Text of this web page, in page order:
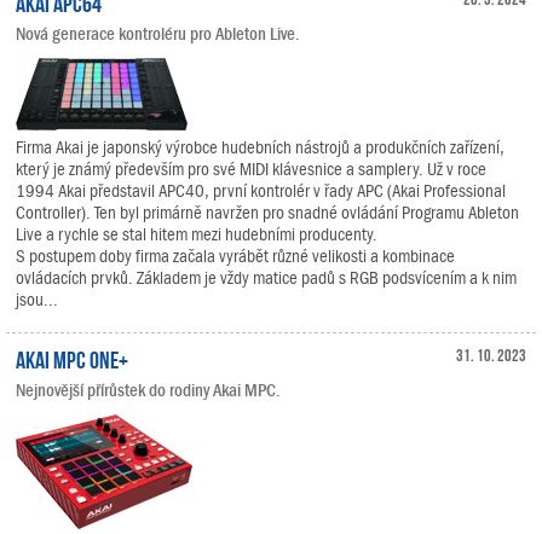
Nová generace kontroléru pro Ableton Live.
Firma Akai je japonský výrobce hudebních nástrojů a produkčních zařízení,
který je známý především pro své MIDI klávesnice a samplery. Už v roce
1994 Akai představil APC40, první kontrolér v řady APC (Akai Professional
Controller). Ten byl primárně navržen pro snadné ovládání Programu Ableton
Live a rychle se stal hitem mezi hudebními producenty.
S postupem doby firma začala vyrábět různé velikosti a kombinace
ovládacích prvků. Základem je vždy matice padů s RGB podsvícením a k nim
jsou...
31. 10. 2023
Akai MPC One+
Nejnovější přírůstek do rodiny Akai MPC.